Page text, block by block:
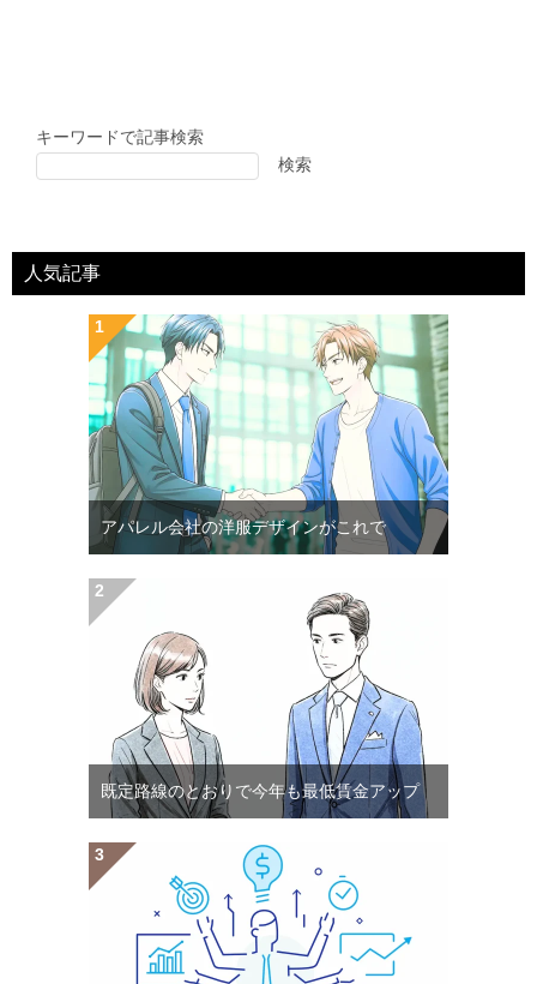
キーワードで記事検索
検索
人気記事
アパレル会社の洋服デザインがこれで
既定路線のとおりで今年も最低賃金アップ